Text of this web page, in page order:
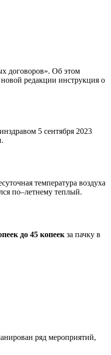
договоров». Об этом
редакции инструкция о
5 сентября 2023
температура воздуха
по–летнему теплый.
до 45 копеек за пачку в
ряд мероприятий,